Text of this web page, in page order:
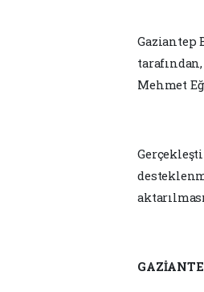
Gaziantep
Mehmet